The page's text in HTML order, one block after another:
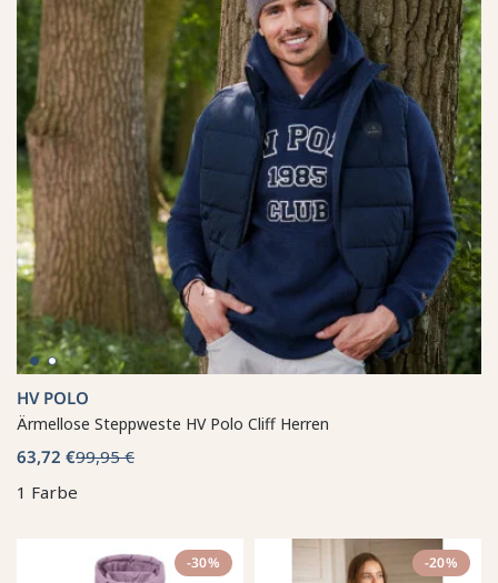
HV POLO
Ärmellose Steppweste HV Polo Cliff Herren
63,72 €99,95 €
1 Farbe
-30% -20%